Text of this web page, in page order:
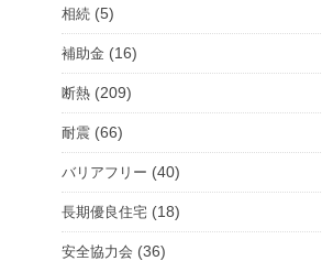
相続 (5)
補助金 (16)
断熱 (209)
耐震 (66)
バリアフリー (40)
長期優良住宅 (18)
安全協力会 (36)